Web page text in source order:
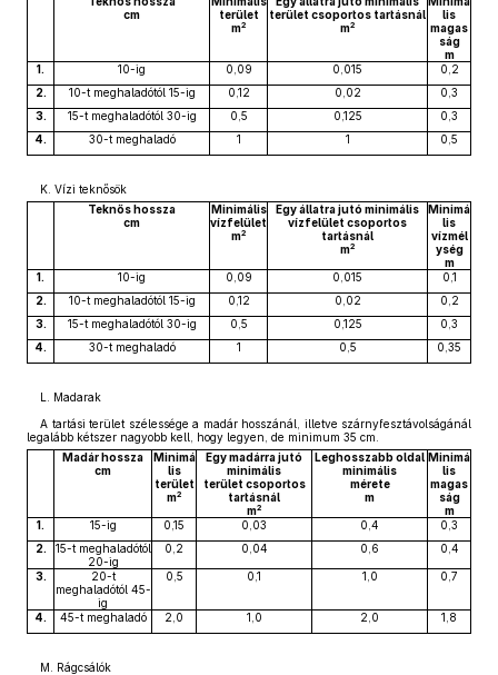
cm
terület
m2
terület csoportos tartásnál
m2
lis
magas
ság
m
1.
10-ig 0,09 0,015
0,2
2.
10-t meghaladótól 15-ig 0,12 0,02
0,3
3.
15-t meghaladótól 30-ig 0,5 0,125
0,3
4.
30-t meghaladó 1 1 0,5
K. Vízi teknősök
Teknős hossza
cm
Minimális
vízfelület
m2
Egy állatra jutó minimális
vízfelület csoportos
tartásnál
m2
Minimá
lis
vízmél
ység
m
1.
10-ig 0,09 0,015
0,1
2.
10-t meghaladótól 15-ig 0,12 0,02
0,2
3.
15-t meghaladótól 30-ig 0,5 0,125
0,3
4.
30-t meghaladó 1 0,5 0,35
L. Madarak
A tartási terület szélessége a madár hosszánál, illetve szárnyfesztávolságánál
legalább kétszer nagyobb kell, hogy legyen, de minimum 35 cm.
Madár hossza
cm
Minimá
lis
terület
m2
Egy madárra jutó
minimális
terület csoportos
tartásnál
m2
Leghosszabb oldal
minimális
mérete
m
Minimá
lis
magas
ság
m
1.
15-ig 0,15 0,03 0,4
0,3
2.
15-t meghaladótól
20-ig
0,2 0,04 0,6 0,4
3.
20-t
meghaladótól 45-
ig
0,5 0,1 1,0 0,7
4. 45-t meghaladó 2,0 1,0 2,0 1,8
M. Rágcsálók